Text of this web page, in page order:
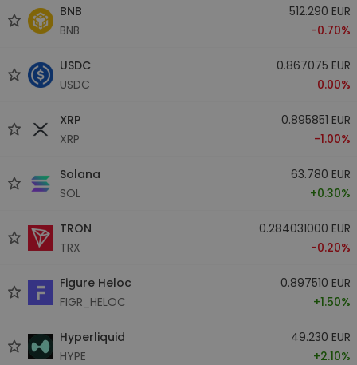
BNB
BNB
512.290 EUR
-0.70%
USDC
USDC
0.867075 EUR
0.00%
XRP
XRP
0.895851 EUR
-1.00%
Solana
SOL
63.780 EUR
+0.30%
TRON
TRX
0.284031000 EUR
-0.20%
Figure Heloc
FIGR_HELOC
0.897510 EUR
+1.50%
Hyperliquid
HYPE
49.230 EUR
+2.10%